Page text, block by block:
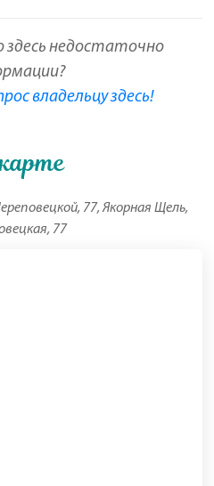
недостаточно
владельцу здесь!
77, Якорная Щель,
77